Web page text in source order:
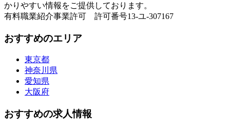
かりやすい情報をご提供しております。
有料職業紹介事業許可 許可番号13-ユ-307167
おすすめのエリア
東京都
神奈川県
愛知県
大阪府
おすすめの求人情報